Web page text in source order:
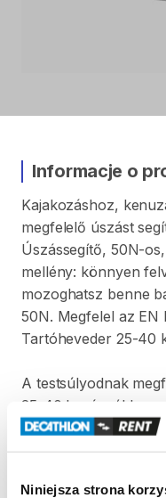
Niniejsza strona
Informacje o
Kajakozáshoz​,​
megfelelő úszást
Úszássegítő​,​ 50N-os​,​
mellény: könnyen
mozoghatsz benne
50N. Megfelel az EN
Tartóheveder 25-40
A testsúlyodnak
25-40 kg:
40-60 kg
60-80 kg